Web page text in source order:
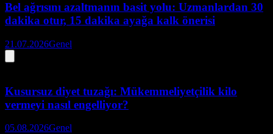
Bel ağrısını azaltmanın basit yolu: Uzmanlardan 30
dakika otur, 15 dakika ayağa kalk önerisi
21.07.2026Genel
Kusursuz diyet tuzağı: Mükemmeliyetçilik kilo
vermeyi nasıl engelliyor?
05.08.2026Genel